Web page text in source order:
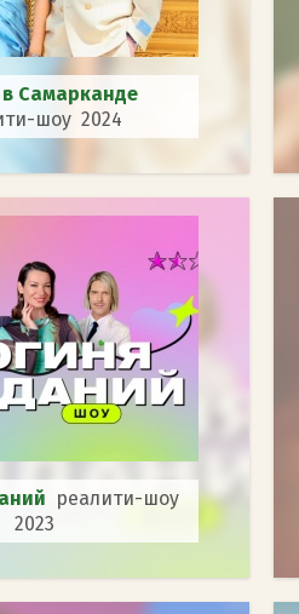
Самарканде
шоу 2024
реалити-шоу
2023